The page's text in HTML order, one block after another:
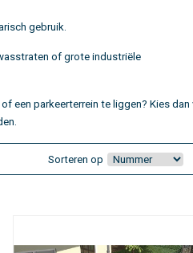
gebruik.
of grote industriële
een parkeerterrein te liggen? Kies dan
Sorteren op